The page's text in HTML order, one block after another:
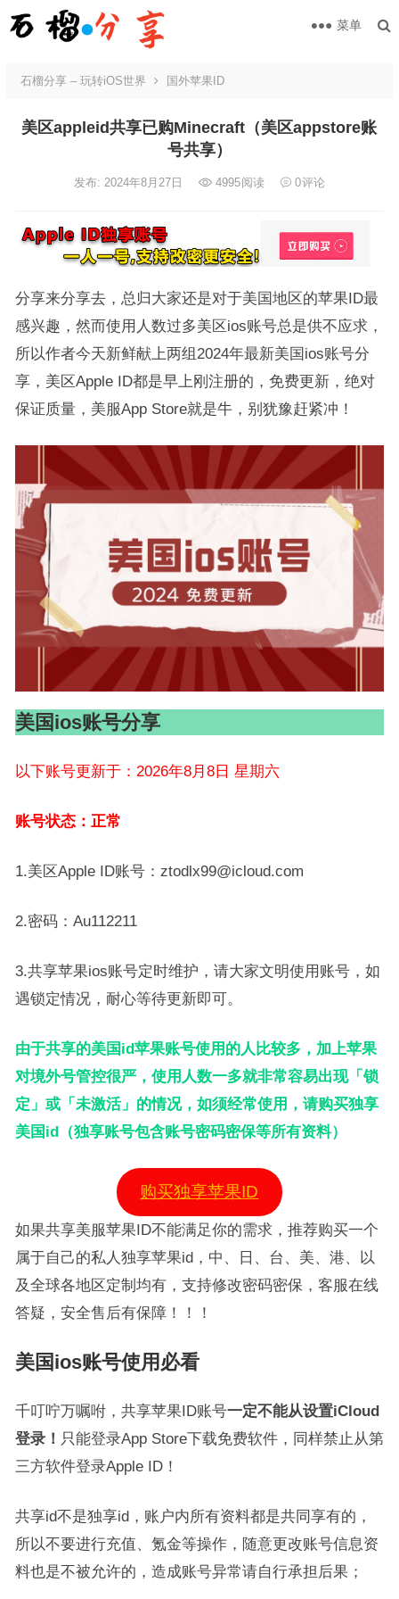
菜单
石榴分享 – 玩转iOS世界 国外苹果ID
美区appleid共享已购Minecraft（美区appstore账
号共享）
发布: 2024年8月27日 4995阅读 0评论
分享来分享去，总归大家还是对于美国地区的苹果ID最
感兴趣，然而使用人数过多美区ios账号总是供不应求，
所以作者今天新鲜献上两组2024年最新美国ios账号分
享，美区Apple ID都是早上刚注册的，免费更新，绝对
保证质量，美服App Store就是牛，别犹豫赶紧冲！
美国ios账号分享
以下账号更新于：2026年8月8日 星期六
账号状态：正常
1.美区Apple ID账号：ztodlx99@icloud.com
2.密码：Au112211
3.共享苹果ios账号定时维护，请大家文明使用账号，如
遇锁定情况，耐心等待更新即可。
由于共享的美国id苹果账号使用的人比较多，加上苹果
对境外号管控很严，使用人数一多就非常容易出现「锁
定」或「未激活」的情况，如须经常使用，请购买独享
美国id（独享账号包含账号密码密保等所有资料）
购买独享苹果ID
如果共享美服苹果ID不能满足你的需求，推荐购买一个
属于自己的私人独享苹果id，中、日、台、美、港、以
及全球各地区定制均有，支持修改密码密保，客服在线
答疑，安全售后有保障！！！
美国ios账号使用必看
千叮咛万嘱咐，共享苹果ID账号一定不能从设置iCloud
登录！ 只能登录App Store下载免费软件，同样禁止从第
三方软件登录Apple ID！
共享id不是独享id，账户内所有资料都是共同享有的，
所以不要进行充值、氪金等操作，随意更改账号信息资
料也是不被允许的，造成账号异常请自行承担后果；